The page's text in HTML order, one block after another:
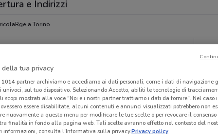
e Indirizzi
a Torino
della tua privacy
1014partner archiviamo e accediamo ai dati personali, come i dati di navigazione
sul tuo dispositivo. Selezionando Accetto, abiliti le tecnologie di
scopi mostrati alla voce "Noi e i nostri partner trattiamo i dati da fornire". Nel caso
essere disabilitate, alcuni contenuti e annunci visualizzati potrebbero non
nuovamente a questo menu per modificare le tue scelte o per revocare il
finalità in fondo alla pagina web. Tali scelte avranno effetto nel contesto del
informazioni, consulta l'Informativa sulla privacy.Privacy policy